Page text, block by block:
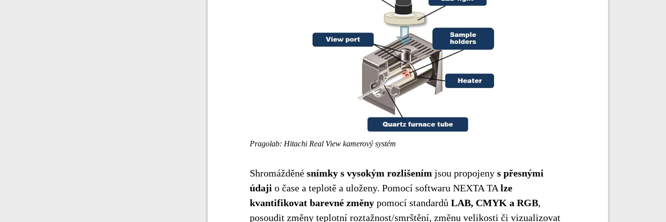
Pragolab: Hitachi Real View kamerový systém
Shromážděné snímky s vysokým rozlišením jsou propojeny s přesnými
údaji o čase a teplotě a uloženy. Pomocí softwaru NEXTA TA lze
kvantifikovat barevné změnypomocí standardů LAB, CMYK a RGB,
posoudit změny teplotní roztažnost/smrštění, změnu velikosti či vizualizovat